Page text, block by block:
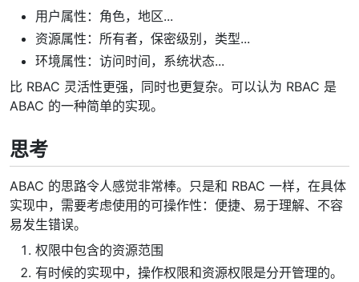
用户属性：角色，地区...
资源属性：所有者，保密级别，类型...
环境属性：访问时间，系统状态...
比 RBAC 灵活性更强，同时也更复杂。可以认为 RBAC 是
ABAC 的一种简单的实现。
思考
ABAC 的思路令人感觉非常棒。只是和 RBAC 一样，在具体
实现中，需要考虑使用的可操作性：便捷、易于理解、不容
易发生错误。
权限中包含的资源范围
有时候的实现中，操作权限和资源权限是分开管理的。